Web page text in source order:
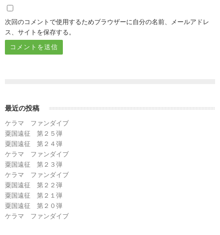
次回のコメントで使用するためブラウザーに自分の名前、メールアドレ
ス、サイトを保存する。
最近の投稿
ケラマ ファンダイブ
粟国遠征 第２５弾
粟国遠征 第２４弾
ケラマ ファンダイブ
粟国遠征 第２３弾
ケラマ ファンダイブ
粟国遠征 第２２弾
粟国遠征 第２１弾
粟国遠征 第２０弾
ケラマ ファンダイブ